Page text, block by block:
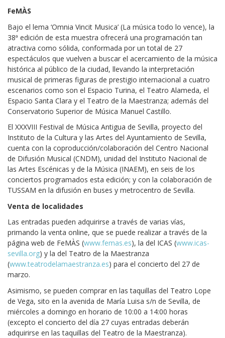
FeMÀS
Bajo el lema ‘Omnia Vincit Musica’ (La música todo lo vence), la
38ª edición de esta muestra ofrecerá una programación tan
atractiva como sólida, conformada por un total de 27
espectáculos que vuelven a buscar el acercamiento de la música
histórica al público de la ciudad, llevando la interpretación
musical de primeras figuras de prestigio internacional a cuatro
escenarios como son el Espacio Turina, el Teatro Alameda, el
Espacio Santa Clara y el Teatro de la Maestranza; además del
Conservatorio Superior de Música Manuel Castillo.
El XXXVIII Festival de Música Antigua de Sevilla, proyecto del
Instituto de la Cultura y las Artes del Ayuntamiento de Sevilla,
cuenta con la coproducción/colaboración del Centro Nacional
de Difusión Musical (CNDM), unidad del Instituto Nacional de
las Artes Escénicas y de la Música (INAEM), en seis de los
conciertos programados esta edición; y con la colaboración de
TUSSAM en la difusión en buses y metrocentro de Sevilla.
Venta de localidades
Las entradas pueden adquirirse a través de varias vías,
primando la venta online, que se puede realizar a través de la
página web de FeMÀS (www.femas.es), la del ICAS (www.icas-
sevilla.org) y la del Teatro de la Maestranza
(www.teatrodelamaestranza.es) para el concierto del 27 de
marzo.
Asimismo, se pueden comprar en las taquillas del Teatro Lope
de Vega, sito en la avenida de María Luisa s/n de Sevilla, de
miércoles a domingo en horario de 10:00 a 14:00 horas
(excepto el concierto del día 27 cuyas entradas deberán
adquirirse en las taquillas del Teatro de la Maestranza).